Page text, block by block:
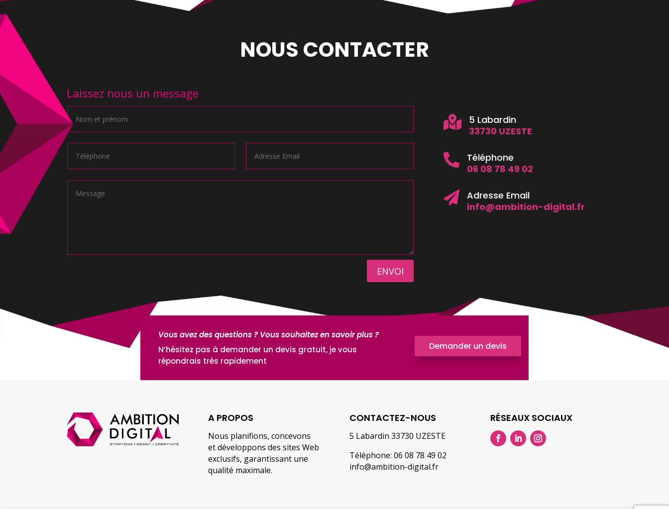
NOUS CONTACTER
Laissez nous un message
ENVOI

5 Labardin
33730 UZESTE

Téléphone
06 08 78 49 02

Adresse Email
info@ambition-digital.fr
Vous avez des questions ? Vous souhaitez en savoir plus ?
N’hésitez pas à demander un devis gratuit, je vous
répondrais très rapidement
Demander un devis
A PROPOS
Nous planifions, concevons
et développons des sites Web
exclusifs, garantissant une
qualité maximale.
CONTACTEZ-NOUS
5 Labardin 33730 UZESTE
Téléphone: 06 08 78 49 02
info@ambition-digital.fr
RÉSEAUX SOCIAUX